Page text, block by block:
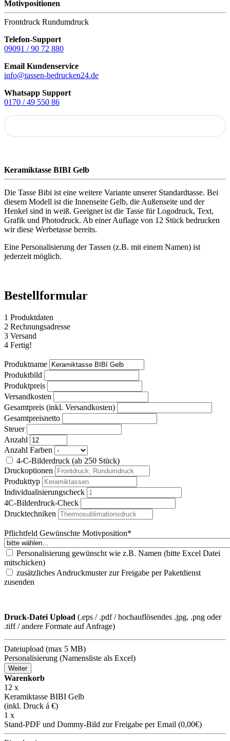
Motivpositionen
Frontdruck Rundumdruck
Telefon-Support
09091 / 90 72 880
Email Kundenservice
info@tassen-bedrucken24.de
Whatsapp Support
0170 / 49 550 86
Keramiktasse BIBI Gelb
Die Tasse Bibi ist eine weitere Variante unserer Standardtasse. Bei
diesem Modell ist die Innenseite Gelb, die Außenseite und der
Henkel sind in weiß. Geeignet ist die Tasse für Logodruck, Text,
Grafik und Photodruck. Ab einer Auflage von 12 Stück bedrucken
wir diese Werbetasse bereits.
Eine Personalisierung der Tassen (z.B. mit einem Namen) ist
jederzeit möglich.
Bestellformular
1 Produktdaten
2 Rechnungsadresse
3 Versand
4 Fertig!
Produktname
Produktbild
Produktpreis
Versandkosten
Gesamtpreis (inkl. Versandkosten)
Gesamtpreisnetto
Steuer
Anzahl
Anzahl Farben
4-C-Bilderdruck (ab 250 Stück)
Druckoptionen
Produkttyp
Individualisierungscheck
4C-Bilderdruck-Check
Drucktechniken
Pflichtfeld Gewünschte Motivposition*
Personalisierung gewünscht wie z.B. Namen (bitte Excel Datei
mitschicken)
zusätzliches Andruckmuster zur Freigabe per Paketdienst
zusenden
Druck-Datei Upload (.eps / .pdf / hochauflösendes .jpg, .png oder
.tiff / andere Formate auf Anfrage)
Dateiupload (max 5 MB)
Personalisierung (Namensliste als Excel)
Weiter
Warenkorb
12 x
Keramiktasse BIBI Gelb
(inkl. Druck á €)
1 x
Stand-PDF und Dummy-Bild zur Freigabe per Email (0,00€)